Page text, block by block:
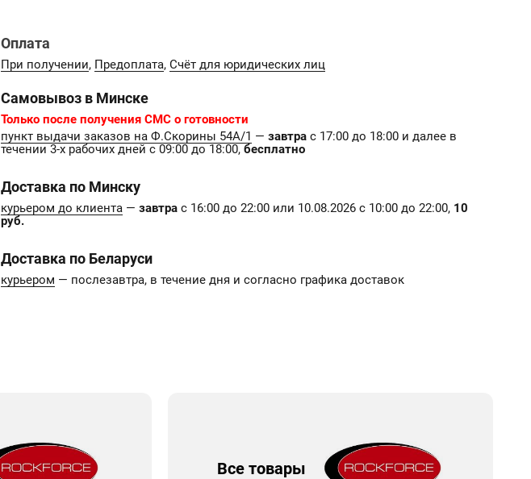
Оплата
При получении, Предоплата, Счёт для юридических лиц
Самовывоз в Минске
Только после получения СМС о готовности
пункт выдачи заказов на Ф.Скорины 54А/1 — завтра с 17:00 до 18:00 и далее в
течении 3-х рабочих дней с 09:00 до 18:00, бесплатно
Доставка по Минску
курьером до клиента — завтра с 16:00 до 22:00 или 10.08.2026 с 10:00 до 22:00, 10
руб.
Доставка по Беларуси
курьером — послезавтра, в течение дня и согласно графика доставок
Все товары